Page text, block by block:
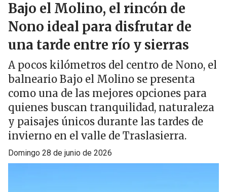
Bajo el Molino, el rincón de
Nono ideal para disfrutar de
una tarde entre río y sierras
A pocos kilómetros del centro de Nono, el
balneario Bajo el Molino se presenta
como una de las mejores opciones para
quienes buscan tranquilidad, naturaleza
y paisajes únicos durante las tardes de
invierno en el valle de Traslasierra.
domingo 28 de junio de 2026